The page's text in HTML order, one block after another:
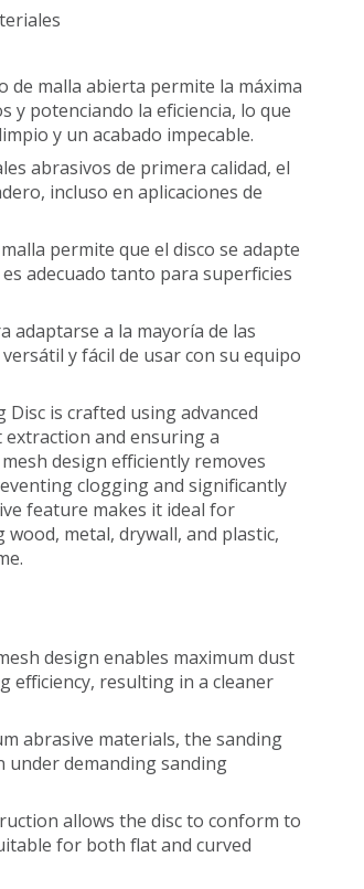
de malla abierta permite la máxima
y potenciando la eficiencia, lo que
y un acabado impecable.
abrasivos de primera calidad, el
incluso en aplicaciones de
permite que el disco se adapte
adecuado tanto para superficies
adaptarse a la mayoría de las
y fácil de usar con su equipo
is crafted using advanced
and ensuring a
design efficiently removes
clogging and significantly
feature makes it ideal for
metal, drywall, and plastic,
design enables maximum dust
efficiency, resulting in a cleaner
abrasive materials, the sanding
under demanding sanding
allows the disc to conform to
for both flat and curved